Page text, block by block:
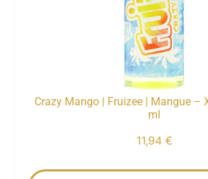
Crazy Mango | Fruizee | Mangue –
ml
11,94 €